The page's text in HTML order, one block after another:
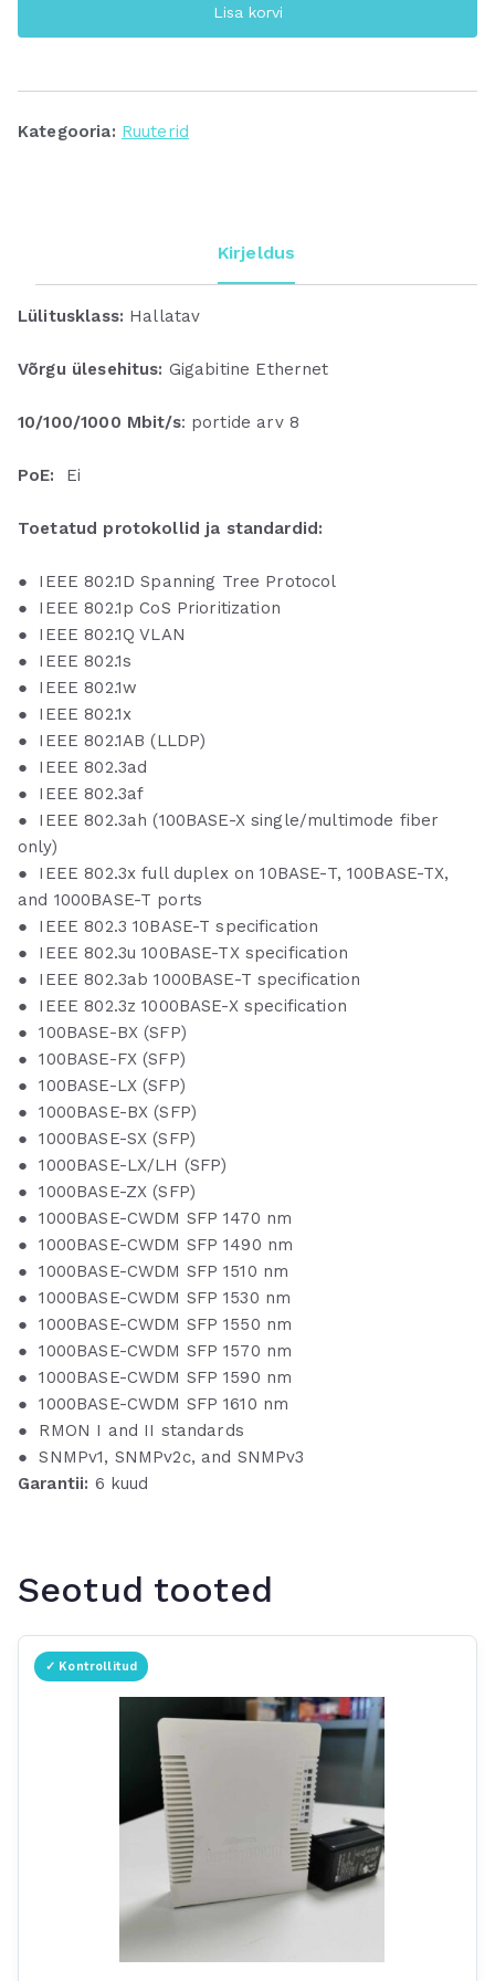
L
Lisa korvi
Kategooria: Ruuterid
Kirjeldus
Lülitusklass: Hallatav
Võrgu ülesehitus: Gigabitine Ethernet
10/100/1000 Mbit/s: portide arv 8
PoE: Ei
Toetatud protokollid ja standardid:
● IEEE 802.1D Spanning Tree Protocol
● IEEE 802.1p CoS Prioritization
● IEEE 802.1Q VLAN
● IEEE 802.1s
● IEEE 802.1w
● IEEE 802.1x
● IEEE 802.1AB (LLDP)
● IEEE 802.3ad
● IEEE 802.3af
● IEEE 802.3ah (100BASE-X single/multimode fiber
only)
● IEEE 802.3x full duplex on 10BASE-T, 100BASE-TX,
and 1000BASE-T ports
● IEEE 802.3 10BASE-T specification
● IEEE 802.3u 100BASE-TX specification
● IEEE 802.3ab 1000BASE-T specification
● IEEE 802.3z 1000BASE-X specification
● 100BASE-BX (SFP)
● 100BASE-FX (SFP)
● 100BASE-LX (SFP)
● 1000BASE-BX (SFP)
● 1000BASE-SX (SFP)
● 1000BASE-LX/LH (SFP)
● 1000BASE-ZX (SFP)
● 1000BASE-CWDM SFP 1470 nm
● 1000BASE-CWDM SFP 1490 nm
● 1000BASE-CWDM SFP 1510 nm
● 1000BASE-CWDM SFP 1530 nm
● 1000BASE-CWDM SFP 1550 nm
● 1000BASE-CWDM SFP 1570 nm
● 1000BASE-CWDM SFP 1590 nm
● 1000BASE-CWDM SFP 1610 nm
● RMON I and II standards
● SNMPv1, SNMPv2c, and SNMPv3
Garantii: 6 kuud
Seotud tooted